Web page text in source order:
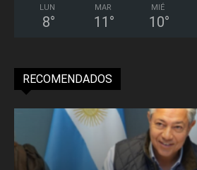
LUN
8°
MAR
11 °
MIÉ
10°
RECOMENDADOS